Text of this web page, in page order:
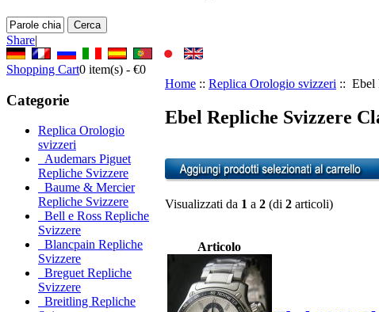
Share|
Shopping Cart0 item(s) - €0
Categorie
Replica Orologio
svizzeri
Audemars Piguet
Repliche Svizzere
Baume & Mercier
Repliche Svizzere
Bell e Ross Repliche
Svizzere
Blancpain Repliche
Svizzere
Breguet Repliche
Svizzere
Breitling Repliche
Home :: Replica Orologio svizzeri :: Ebel
Ebel Repliche Svizzere
Visualizzati da 1 a 2 (di 2 articoli)
Articolo